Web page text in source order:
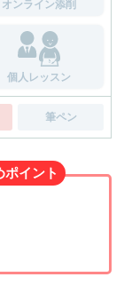
オンライン添削
個人レッスン
筆ペン
イント